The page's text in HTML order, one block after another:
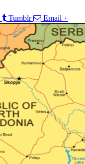
Tumblr Email +